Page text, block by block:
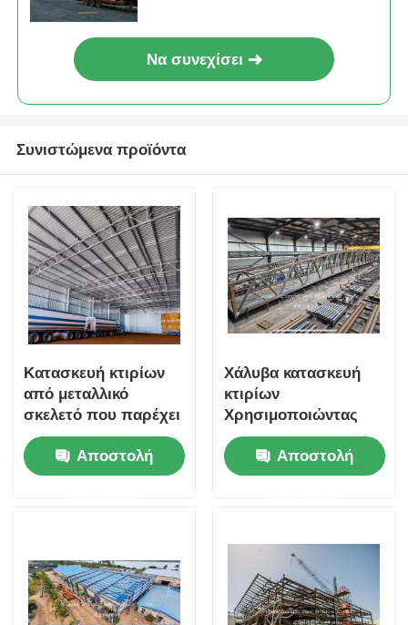
Να συνεχίσει
Συνιστώμενα προϊόντα
Κατασκευή κτιρίων
από μεταλλικό
σκελετό που παρέχει
στιβαρή και
ανθεκτική κατασκευή
αποθηκών με
Αποστολή
Χάλυβα κατασκευή
κτιρίων
Χρησιμοποιώντας
προκατασκευασμένα
πάνελ σάντουιτς για
ανθεκτικές αποθήκες
Αποστολή